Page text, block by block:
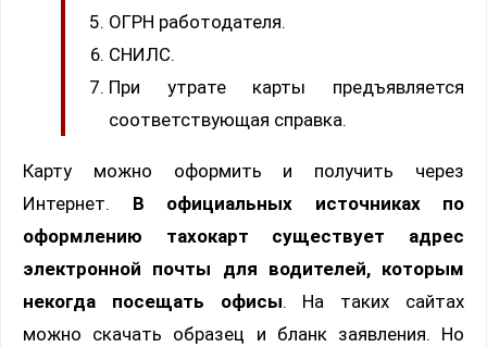
ОГРН работодателя.
СНИЛС.
При утрате карты предъявляется
соответствующая справка.
Карту можно оформить и получить через
Интернет. В официальных источниках по
оформлению тахокарт существует адрес
электронной почты для водителей, которым
некогда посещать офисы. На таких сайтах
можно скачать образец и бланк заявления. Но